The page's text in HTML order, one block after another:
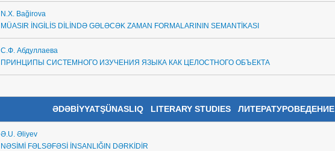
N.X. Bağirova
MÜASIR İNGİLİS DİLİNDƏ GƏLƏCƏK ZAMAN FORMALARININ SEMANTİKASI
С.Ф. Абдуллаева
ПРИНЦИПЫ СИСТЕМНОГО ИЗУЧЕНИЯ ЯЗЫКА КАК ЦЕЛОСТНОГО ОБЪЕКТА
ƏDƏBİYYATŞÜNASLIQ LITERARY STUDIES ЛИТЕРАТУРОВЕДЕНИЕ
Ə.U. Əliyev
NƏSİMİ FƏLSƏFƏSİ İNSANLIĞIN DƏRKİDİR